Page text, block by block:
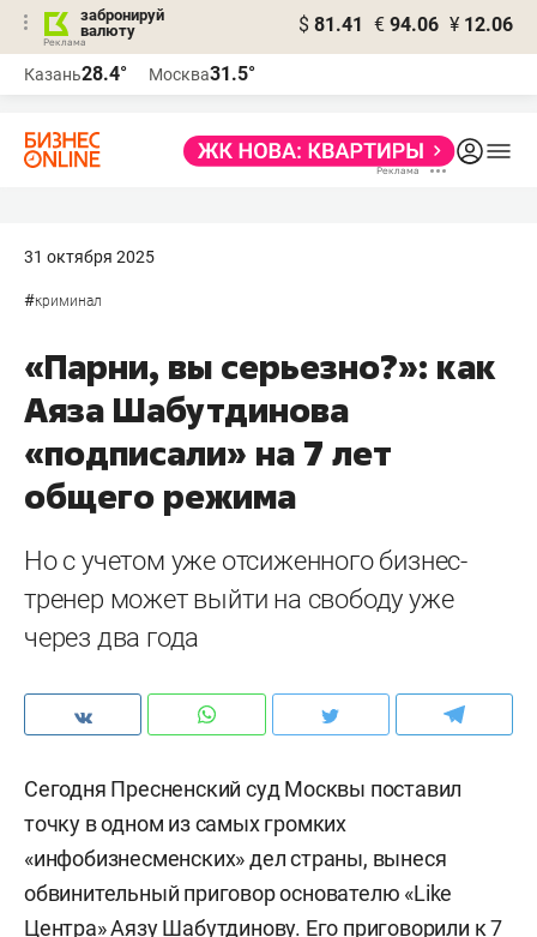
забронируй
валюту
$ 81.41 € 94.06 ¥ 12.06
Казань28.4° Москва31.5°
31 октября 2025
#криминал
«Парни, вы серьезно?»: как
Аяза Шабутдинова
«подписали» на 7 лет
общего режима
Но с учетом уже отсиженного бизнес-
тренер может выйти на свободу уже
через два года
Сегодня Пресненский суд Москвы поставил
точку в одном из самых громких
«инфобизнесменских» дел страны, вынеся
обвинительный приговор основателю «Like
Центра» Аязу Шабутдинову. Его приговорили к 7